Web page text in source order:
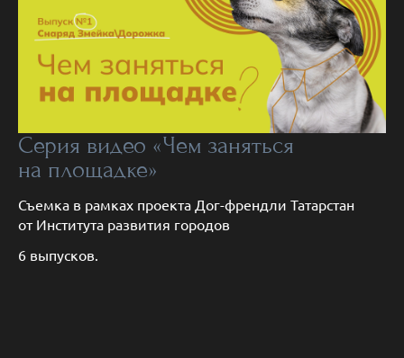
Серия видео «Чем заняться
на площадке»
Съемка в рамках проекта Дог-френдли Татарстан
от Института развития городов
6 выпусков.